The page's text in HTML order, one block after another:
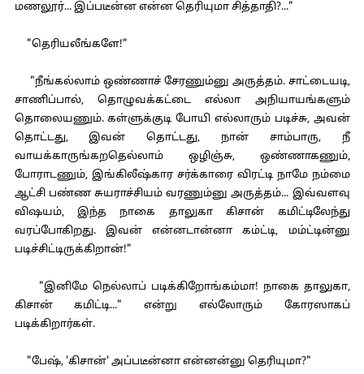
மணலூர்... இப்படீன்ன என்ன தெரியுமா சித்தாதி?..."
"தெரியலீங்களே!"
"நீங்கல்லாம் ஒண்ணாச் சேரணும்னு அருத்தம். சாட்டையடி,
சாணிப்பால், தொழுவக்கட்டை எல்லா அநியாயங்களும்
தொலையணும். கள்ளுக்குடி போயி எல்லாரும் படிச்சு, அவன்
தொட்டது, இவன் தொட்டது, நான் சாம்பாரு, நீ
வாயக்காருங்கறதெல்லாம் ஒழிஞ்சு, ஒண்ணாகணும்,
போராடணும், இங்கிலீஷ்கார சர்க்காரை விரட்டி நாமே நம்மை
ஆட்சி பண்ண சுயராச்சியம் வரணும்னு அருத்தம்... இவ்வளவு
விஷயம், இந்த நாகை தாலுகா கிசான் கமிட்டிலேந்து
வரப்போகிறது. இவன் என்னடான்னா கம்ட்டி, மம்ட்டின்னு
படிச்சிட்டிருக்கிறான்!"
"இனிமே நெல்லாப் படிக்கிறோங்கம்மா! நாகை தாலுகா,
கிசான் கமிட்டி..." என்று எல்லோரும் கோரஸாகப்
படிக்கிறார்கள்.
"பேஷ், 'கிசான்' அப்படீன்னா என்னன்னு தெரியுமா?"